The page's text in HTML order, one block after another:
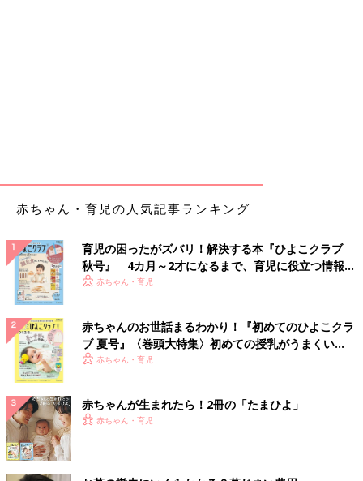
赤ちゃん・育児の人気記事ランキング
育児の困ったがズバリ！解決する本『ひよこクラブ
秋号』 4カ月～2才になるまで、育児に役立つ情報が
いっぱい！
赤ちゃん・育児
赤ちゃんのお世話まるわかり！『初めてのひよこクラ
ブ 夏号』〈巻頭大特集〉初めての授乳がうまくい
く！ おっぱい・ミルクの基本と夏のトラブル 解決テ
赤ちゃん・育児
赤ちゃんが生まれたら！2冊の「たまひよ」
赤ちゃん・育児